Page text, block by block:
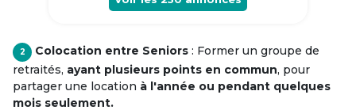
2 Colocation entre Seniors : Former un groupe de
retraités, ayant plusieurs points en commun, pour
partager une location à l'année ou pendant quelques
mois seulement.